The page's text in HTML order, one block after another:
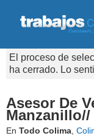
El proceso de
ha cerrado. Lo
Asesor De
En Todo Colima